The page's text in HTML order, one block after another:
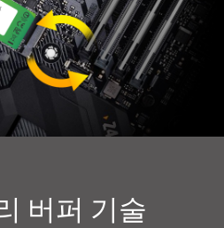
버퍼 기술